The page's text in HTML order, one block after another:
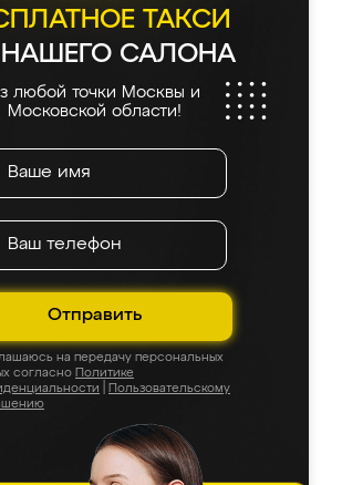
ТАКСИ
САЛОНА
любой точки Москвы и
Московской области!
Отправить
на передачу персональных
согласно Политике
Пользовательскому